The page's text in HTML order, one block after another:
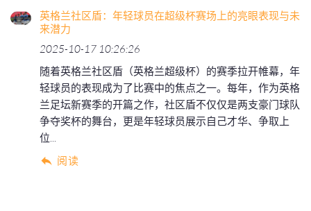
英格兰社区盾：年轻球员在超级杯赛场上的亮眼表现与未
来潜力
2025-10-17 10:26:26
随着英格兰社区盾（英格兰超级杯）的赛季拉开帷幕，年
轻球员的表现成为了比赛中的焦点之一。每年，作为英格
兰足坛新赛季的开篇之作，社区盾不仅仅是两支豪门球队
争夺奖杯的舞台，更是年轻球员展示自己才华、争取上
位...
阅读